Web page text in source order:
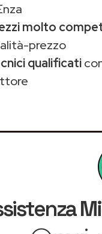
molto
prezzo
qualificati